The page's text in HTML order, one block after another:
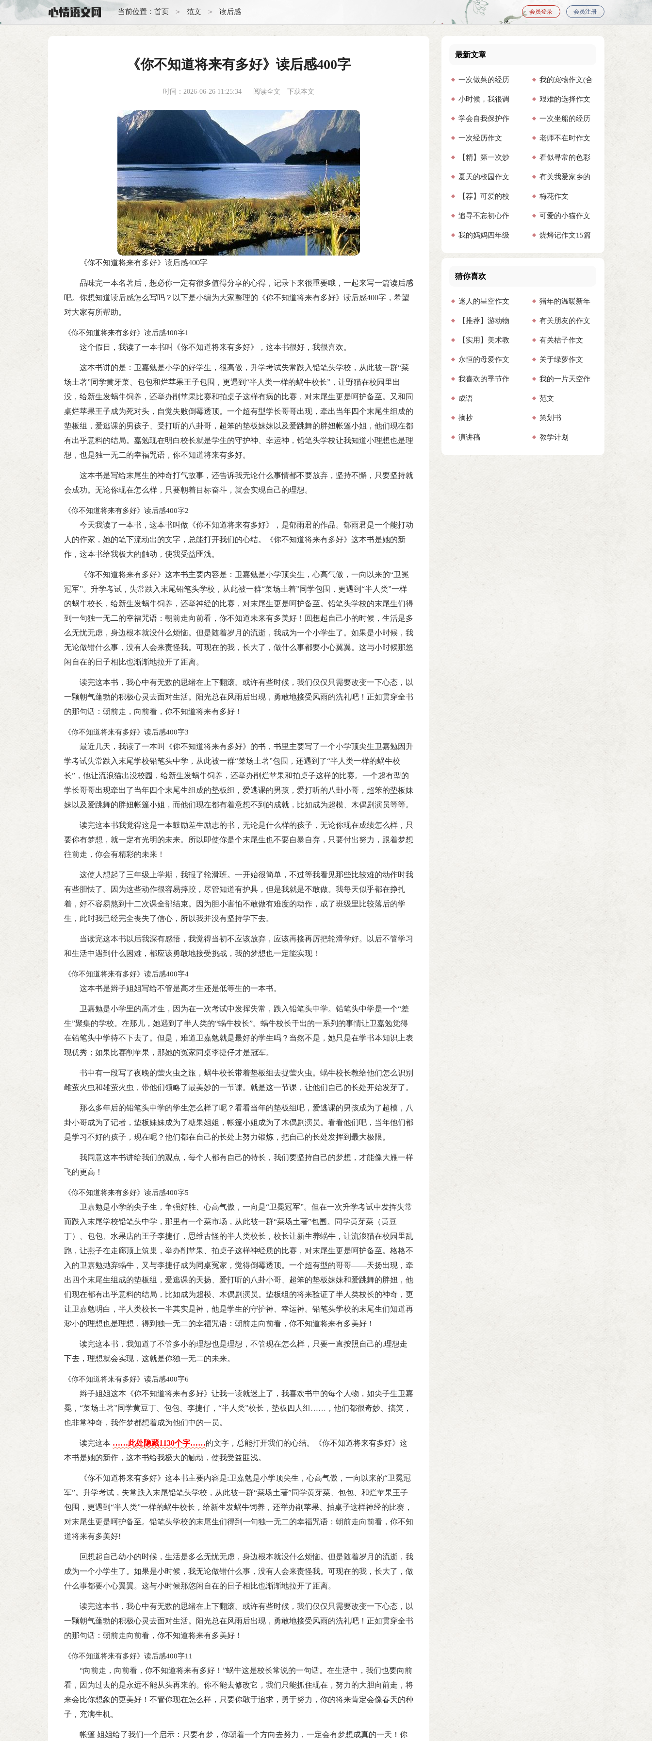
当前位置： 首页 > 范文 > 读后感 会员登录 会员注册
《你不知道将来有多好》读后感400字
时间：2026-06-26 11:25:34 阅读全文 下载本文
《你不知道将来有多好》读后感400字
品味完一本名著后，想必你一定有很多值得分享的心得，记录下来很重要哦，一起来写一篇读后感
吧。你想知道读后感怎么写吗？以下是小编为大家整理的《你不知道将来有多好》读后感400字，希望
对大家有所帮助。
《你不知道将来有多好》读后感400字1
这个假日，我读了一本书叫《你不知道将来有多好》，这本书很好，我很喜欢。
这本书讲的是：卫嘉勉是小学的好学生，很高傲，升学考试失常跌入铅笔头学校，从此被一群“菜
场土著”同学黄牙菜、包包和烂苹果王子包围，更遇到“半人类一样的蜗牛校长”，让野猫在校园里出
没，给新生发蜗牛饲养，还举办削苹果比赛和拍桌子这样有病的比赛，对末尾生更是呵护备至。又和同
桌烂苹果王子成为死对头，自觉失败倒霉透顶。一个超有型学长哥哥出现，牵出当年四个末尾生组成的
垫板组，爱逃课的男孩子、受打听的八卦哥，超笨的垫板妹妹以及爱跳舞的胖妞帐篷小姐，他们现在都
有出乎意料的结局。嘉勉现在明白校长就是学生的守护神、幸运神，铅笔头学校让我知道小理想也是理
想，也是独一无二的幸福咒语，你不知道将来有多好。
这本书是写给末尾生的神奇打气故事，还告诉我无论什么事情都不要放弃，坚持不懈，只要坚持就
会成功。无论你现在怎么样，只要朝着目标奋斗，就会实现自己的理想。
《你不知道将来有多好》读后感400字2
今天我读了一本书，这本书叫做《你不知道将来有多好》，是郁雨君的作品。郁雨君是一个能打动
人的作家，她的笔下流动出的文字，总能打开我们的心结。《你不知道将来有多好》这本书是她的新
作，这本书给我极大的触动，使我受益匪浅。
《你不知道将来有多好》这本书主要内容是：卫嘉勉是小学顶尖生，心高气傲，一向以来的“卫冕
冠军”。升学考试，失常跌入末尾铅笔头学校，从此被一群“菜场土着”同学包围，更遇到“半人类”一样
的蜗牛校长，给新生发蜗牛饲养，还举神经的比赛，对末尾生更是呵护备至。铅笔头学校的末尾生们得
到一句独一无二的幸福咒语：朝前走向前看，你不知道未来有多美好！回想起自己小的时候，生活是多
么无忧无虑，身边根本就没什么烦恼。但是随着岁月的流逝，我成为一个小学生了。如果是小时候，我
无论做错什么事，没有人会来责怪我。可现在的我，长大了，做什么事都要小心翼翼。这与小时候那悠
闲自在的日子相比也渐渐地拉开了距离。
读完这本书，我心中有无数的思绪在上下翻滚。或许有些时候，我们仅仅只需要改变一下心态，以
一颗朝气蓬勃的积极心灵去面对生活。阳光总在风雨后出现，勇敢地接受风雨的洗礼吧！正如贯穿全书
的那句话：朝前走，向前看，你不知道将来有多好！
《你不知道将来有多好》读后感400字3
最近几天，我读了一本叫《你不知道将来有多好》的书，书里主要写了一个小学顶尖生卫嘉勉因升
学考试失常跌入末尾学校铅笔头中学，从此被一群“菜场土著”包围，还遇到了“半人类一样的蜗牛校
长”，他让流浪猫出没校园，给新生发蜗牛饲养，还举办削烂苹果和拍桌子这样的比赛。一个超有型的
学长哥哥出现牵出了当年四个末尾生组成的垫板组，爱逃课的男孩，爱打听的八卦小哥，超笨的垫板妹
妹以及爱跳舞的胖妞帐篷小姐，而他们现在都有着意想不到的成就，比如成为超模、木偶剧演员等等。
读完这本书我觉得这是一本鼓励差生励志的书，无论是什么样的孩子，无论你现在成绩怎么样，只
要你有梦想，就一定有光明的未来。所以即使你是个末尾生也不要自暴自弃，只要付出努力，跟着梦想
往前走，你会有精彩的未来！
这使人想起了三年级上学期，我报了轮滑班。一开始很简单，不过等我看见那些比较难的动作时我
有些胆怯了。因为这些动作很容易摔跤，尽管知道有护具，但是我就是不敢做。我每天似乎都在挣扎
着，好不容易熬到十二次课全部结束。因为胆小害怕不敢做有难度的动作，成了班级里比较落后的学
生，此时我已经完全丧失了信心，所以我并没有坚持学下去。
当读完这本书以后我深有感悟，我觉得当初不应该放弃，应该再接再厉把轮滑学好。以后不管学习
和生活中遇到什么困难，都应该勇敢地接受挑战，我的梦想也一定能实现！
《你不知道将来有多好》读后感400字4
这本书是辫子姐姐写给不管是高才生还是低等生的一本书。
卫嘉勉是小学里的高才生，因为在一次考试中发挥失常，跌入铅笔头中学。铅笔头中学是一个“差
生”聚集的学校。在那儿，她遇到了半人类的“蜗牛校长”。蜗牛校长干出的一系列的事情让卫嘉勉觉得
在铅笔头中学待不下去了。但是，难道卫嘉勉就是最好的学生吗？当然不是，她只是在学书本知识上表
现优秀；如果比赛削苹果，那她的冤家同桌李捷仔才是冠军。
书中有一段写了夜晚的萤火虫之旅，蜗牛校长带着垫板组去捉萤火虫。蜗牛校长教给他们怎么识别
雌萤火虫和雄萤火虫，带他们领略了最美妙的一节课。就是这一节课，让他们自己的长处开始发芽了。
那么多年后的铅笔头中学的学生怎么样了呢？看看当年的垫板组吧，爱逃课的男孩成为了超模，八
卦小哥成为了记者，垫板妹妹成为了糖果姐姐，帐篷小姐成为了木偶剧演员。看看他们吧，当年他们都
是学习不好的孩子，现在呢？他们都在自己的长处上努力锻炼，把自己的长处发挥到最大极限。
我同意这本书讲给我们的观点，每个人都有自己的特长，我们要坚持自己的梦想，才能像大雁一样
飞的更高！
《你不知道将来有多好》读后感400字5
卫嘉勉是小学的尖子生，争强好胜、心高气傲，一向是“卫冕冠军”。但在一次升学考试中发挥失常
而跌入末尾学校铅笔头中学，那里有一个菜市场，从此被一群“菜场土著”包围。同学黄芽菜（黄豆
丁）、包包、水果店的王子李捷仔，思维古怪的半人类校长，校长让新生养蜗牛，让流浪猫在校园里乱
跑，让燕子在走廊顶上筑巢，举办削苹果、拍桌子这样神经质的比赛，对末尾生更是呵护备至。格格不
入的卫嘉勉抛弃蜗牛，又与李捷仔成为同桌冤家，觉得倒霉透顶。一个超有型的哥哥——天扬出现，牵
出四个末尾生组成的垫板组，爱逃课的天扬、爱打听的八卦小哥、超笨的垫板妹妹和爱跳舞的胖妞，他
们现在都有出乎意料的结局，比如成为超模、木偶剧演员。垫板组的将来验证了半人类校长的神奇，更
让卫嘉勉明白，半人类校长一半其实是神，他是学生的守护神、幸运神。铅笔头学校的末尾生们知道再
渺小的理想也是理想，得到独一无二的幸福咒语：朝前走向前看，你不知道将来有多美好！
读完这本书，我知道了不管多小的理想也是理想，不管现在怎么样，只要一直按照自己的.理想走
下去，理想就会实现，这就是你独一无二的未来。
《你不知道将来有多好》读后感400字6
辫子姐姐这本《你不知道将来有多好》让我一读就迷上了，我喜欢书中的每个人物，如尖子生卫嘉
冕，“菜场土著”同学黄豆丁、包包、李捷仔，“半人类”校长，垫板四人组……，他们都很奇妙、搞笑，
也非常神奇，我作梦都想着成为他们中的一员。
读完这本 ……此处隐藏1130个字……的文字，总能打开我们的心结。《你不知道将来有多好》这
本书是她的新作，这本书给我极大的触动，使我受益匪浅。
《你不知道将来有多好》这本书主要内容是:卫嘉勉是小学顶尖生，心高气傲，一向以来的“卫冕冠
军”。升学考试，失常跌入末尾铅笔头学校，从此被一群“菜场土著”同学黄芽菜、包包、和烂苹果王子
包围，更遇到“半人类”一样的蜗牛校长，给新生发蜗牛饲养，还举办削苹果、拍桌子这样神经的比赛，
对末尾生更是呵护备至。铅笔头学校的末尾生们得到一句独一无二的幸福咒语：朝前走向前看，你不知
道将来有多美好!
回想起自己幼小的时候，生活是多么无忧无虑，身边根本就没什么烦恼。但是随着岁月的流逝，我
成为一个小学生了。如果是小时候，我无论做错什么事，没有人会来责怪我。可现在的我，长大了，做
什么事都要小心翼翼。这与小时候那悠闲自在的日子相比也渐渐地拉开了距离。
读完这本书，我心中有无数的思绪在上下翻滚。或许有些时候，我们仅仅只需要改变一下心态，以
一颗朝气蓬勃的积极心灵去面对生活。阳光总在风雨后出现，勇敢地接受风雨的洗礼吧！正如贯穿全书
的那句话：朝前走向前看，你不知道将来有多美好！
《你不知道将来有多好》读后感400字11
“向前走，向前看，你不知道将来有多好！”蜗牛这是校长常说的一句话。在生活中，我们也要向前
看，因为过去的是永远不能从头再来的。你不能去修改它，我们只能抓住现在，努力的大胆向前走，将
来会比你想象的更美好！不管你现在怎么样，只要你敢于追求，勇于努力，你的将来肯定会像春天的种
子，充满生机。
帐篷 姐姐给了我们一个启示：只要有梦，你朝着一个方向去努力，一定会有梦想成真的一天！你
最新文章
一次做菜的经历
作文
我的宠物作文(合
集15篇)
小时候，我很调
皮作文通用15篇
艰难的选择作文
集锦15篇
学会自我保护作
文(15篇)
一次坐船的经历
作文
一次经历作文 老师不在时作文
(汇编15篇)
【精】第一次炒
菜作文
看似寻常的色彩
作文
夏天的校园作文
(集锦15篇)
有关我爱家乡的
田野作文（精选10
篇）
【荐】可爱的校
园作文
梅花作文
追寻不忘初心作
文
可爱的小猫作文
300字
我的妈妈四年级
作文
烧烤记作文15篇
猜你喜欢
迷人的星空作文
集合15篇
猪年的温暖新年
祝福语
【推荐】游动物
园作文
有关朋友的作文
(通用15篇)
【实用】美术教
学计划汇编四篇
有关桔子作文
永恒的母爱作文
(汇编15篇)
关于绿萝作文
我喜欢的季节作
文(合集15篇)
我的一片天空作
文(汇编15篇)
成语 范文
摘抄 策划书
演讲稿 教学计划